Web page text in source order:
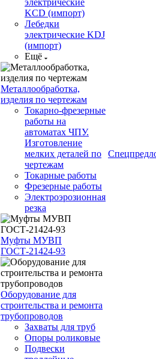
электрические
KCD (импорт)
Лебедки
электрические KDJ
(импорт)
Ещё
Металлообработка,
изделия по чертежам
Токарно-фрезерные
работы на
автоматах ЧПУ.
Изготовление
мелких деталей по
чертежам
Токарные работы
Фрезерные работы
Электроэрозионная
резка
Муфты МУВП
ГОСТ-21424-93
Оборудование для
строительства и ремонта
трубопроводов
Захваты для труб
Опоры роликовые
Подвески